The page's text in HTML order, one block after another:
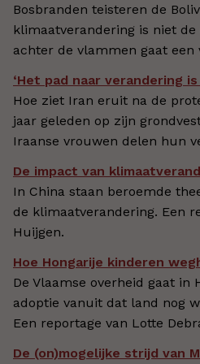
Bosbranden teisteren de
klimaatverandering is niet de
achter de vlammen gaat
‘Het pad naar verandering
Hoe ziet Iran eruit na de
jaar geleden op zijn
Iraanse vrouwen delen hun
De impact van
In China staan beroemde
de klimaatverandering. Een
Huijgen.
Hoe Hongarije kinderen
De Vlaamse overheid gaat in
adoptie vanuit dat land nog
Een reportage van Lotte
De (on)mogelijke strijd van